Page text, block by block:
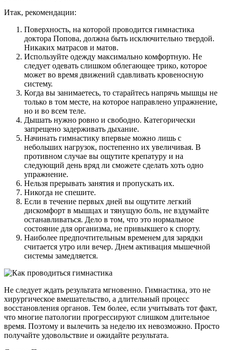
Итак, рекомендации:
Поверхность, на которой проводится гимнастика
доктора Попова, должна быть исключительно твердой.
Никаких матрасов и матов.
Используйте одежду максимально комфортную. Не
следует одевать слишком облегающее трико, которое
может во время движений сдавливать кровеносную
систему.
Когда вы занимаетесь, то старайтесь напрячь мышцы не
только в том месте, на которое направлено упражнение,
но и во всем теле.
Дышать нужно ровно и свободно. Категорически
запрещено задерживать дыхание.
Начинать гимнастику впервые можно лишь с
небольших нагрузок, постепенно их увеличивая. В
противном случае вы ощутите крепатуру и на
следующий день вряд ли сможете сделать хоть одно
упражнение.
Нельзя прерывать занятия и пропускать их.
Никогда не спешите.
Если в течение первых дней вы ощутите легкий
дискомфорт в мышцах и тянущую боль, не вздумайте
останавливаться. Дело в том, что это нормальное
состояние для организма, не привыкшего к спорту.
Наиболее предпочтительным временем для зарядки
считается утро или вечер. Днем активация мышечной
системы замедляется.
Не следует ждать результата мгновенно. Гимнастика, это не
хирургическое вмешательство, а длительный процесс
восстановления органов. Тем более, если учитывать тот факт,
что многие патологии прогрессируют слишком длительное
время. Поэтому и вылечить за неделю их невозможно. Просто
получайте удовольствие и ожидайте результата.